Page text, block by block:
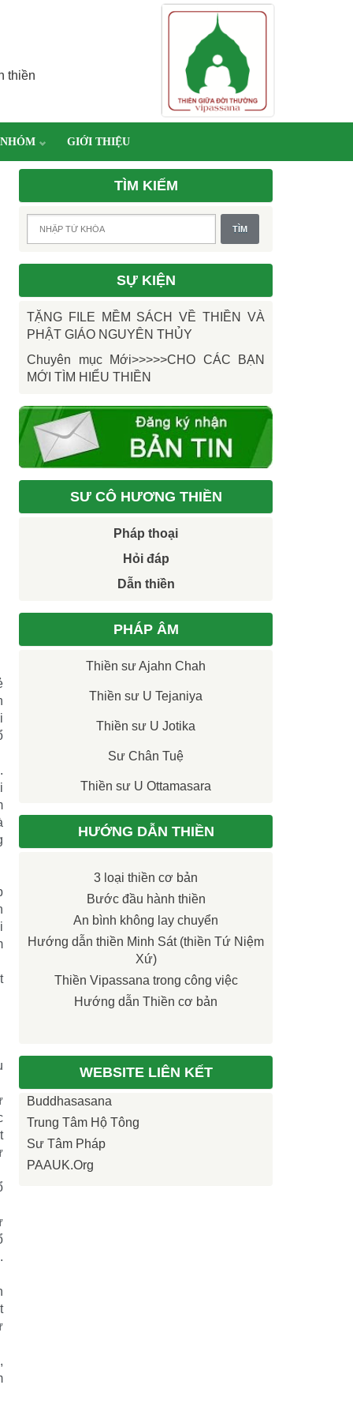
thiền
GIỚI THIỆU
TÌM KIẾM
SỰ KIỆN
TẶNG FILE MỀM SÁCH VỀ THIỀN VÀ
PHẬT GIÁO NGUYÊN THỦY
Chuyên mục Mới>>>>>CHO CÁC BẠN
MỚI TÌM HIỂU THIỀN
SƯ CÔ HƯƠNG THIỀN
Pháp thoại
Hỏi đáp
Dẫn thiền
PHÁP ÂM
Thiền sư Ajahn Chah
Thiền sư U Tejaniya
Thiền sư U Jotika
Sư Chân Tuệ
Thiền sư U Ottamasara
HƯỚNG DẪN THIỀN
3 loại thiền cơ bản
Bước đầu hành thiền
An bình không lay chuyển
Hướng dẫn thiền Minh Sát (thiền Tứ Niệm
Xứ)
Thiền Vipassana trong công việc
Hướng dẫn Thiền cơ bản
WEBSITE LIÊN KẾT
Buddhasasana
Trung Tâm Hộ Tông
Sư Tâm Pháp
PAAUK.org